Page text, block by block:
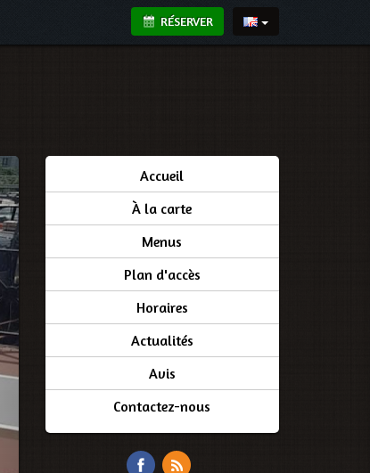
RÉSERVER
Accueil
À la carte
Menus
Plan d'accès
Horaires
Actualités
Avis
Contactez-nous